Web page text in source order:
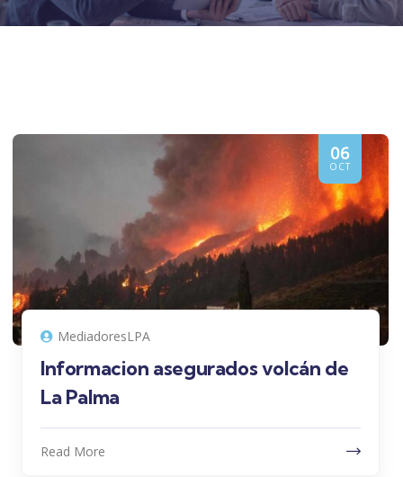
06
OCT
MediadoresLPA
Informacion asegurados volcán de
La Palma
Read More